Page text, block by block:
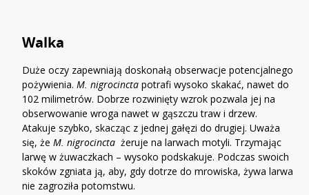
Walka
Duże oczy zapewniają doskonałą obserwacje potencjalnego
pożywienia.M. nigrocincta potrafi wysoko skakać, nawet do
102 milimetrów. Dobrze rozwinięty wzrok pozwala jej na
obserwowanie wroga nawet w gąszczu traw i drzew.
Atakuje szybko, skacząc z jednej gałęzi do drugiej. Uważa
się, żeM. nigrocincta żeruje na larwach motyli. Trzymając
larwę w żuwaczkach – wysoko podskakuje. Podczas swoich
skoków zgniata ją, aby, gdy dotrze do mrowiska, żywa larwa
nie zagroziła potomstwu.